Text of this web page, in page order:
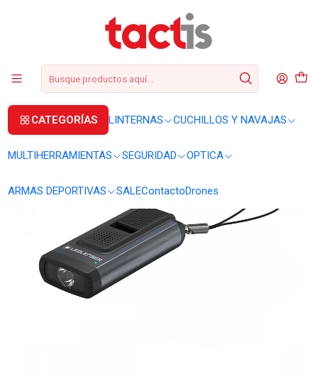
CATEGORÍAS LINTERNAS CUCHILLOS Y NAVAJAS
MULTIHERRAMIENTAS SEGURIDAD OPTICA
ARMAS DEPORTIVAS SALEContactoDrones
+56 2 3224 9572 +569 62369815
LINTERNAS
LINTERNAS DE MANO
Linterna llavero Ledlenser K6R 400 lúmenes